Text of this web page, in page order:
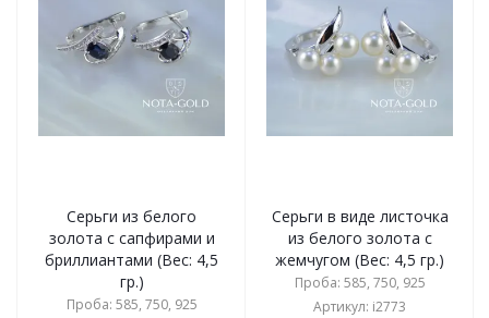
Серьги из белого
золота с сапфирами и
бриллиантами (Вес: 4,5
гр.)
Проба: 585, 750, 925
Серьги в виде листочка
из белого золота с
жемчугом (Вес: 4,5 гр.)
Проба: 585, 750, 925
Артикул: i2773